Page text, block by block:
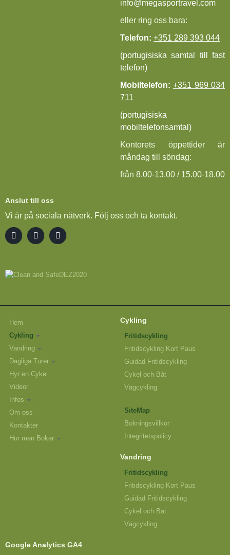
info@megasportravel.com
eller ring oss bara:
Telefon: +351 289 393 044
(portugisiska samtal till fast
telefon)
Mobiltelefon: +351 969 034
711
(portugisiska
mobiltelefonsamtal)
Kontorets öppettider är
måndag till söndag:
från 8.00-13.00 / 15.00-18.00
Anslut till oss
Vi är på sociala nätverk. Följ oss och ta kontakt.
Hem
Cykling
Vandring
Dagliga Turer
Hyr en Cykel
Videor
Infos
Om oss
Kontakter
Hur man Bokar
Cykling
Fritidscykling
Fritidscykling Kort Paus
Guidad Fritidscykling
Cykel och Båt
Vägcykling
SiteMap
Bokningsvillkor
Integritetspolicy
Vandring
Fritidscykling
Fritidscykling Kort Paus
Guidad Fritidscykling
Cykel och Båt
Vägcykling
Google Analytics GA4